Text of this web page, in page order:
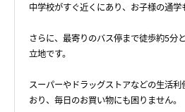
中学校がすぐ近くにあり、お子様の通学
さらに、最寄りのバス停まで徒歩約5分
立地です。
スーパーやドラッグストアなどの生活
おり、毎日のお買い物にも困りません。